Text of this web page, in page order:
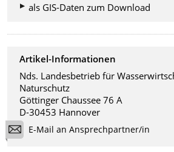
als GIS-Daten zum Download
Artikel-Informationen
Nds. Landesbetrieb für
Naturschutz
Göttinger Chaussee 76 A
D-30453 Hannover
E-Mail an Ansprechpartner/in